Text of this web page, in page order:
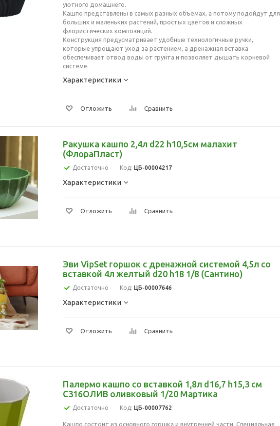
уютного домашнего.
Кашпо представлены в самых разных объёмах, а потому подойдут для
больших и маленьких растений, простых цветов и сложных
флористических композиций.
Конструкция предусматривает удобные технологичные ручки,
которые упрощают уход за растением, а дренажная вставка
обеспечивает отвод воды от грунта и позволяет дышать корневой
системе.
Характеристики
Отложить Сравнить
Ракушка кашпо 2,4л d22 h10,5см малахит
(ФлораПласт)
Достаточно Код: ЦБ-00004217
Характеристики
Отложить Сравнить
Эви VipSet горшок с дренажной системой 4,5л со
вставкой 4л желтый d20 h18 1/8 (Сантино)
Достаточно Код: ЦБ-00007646
Характеристики
Отложить Сравнить
Палермо кашпо со вставкой 1,8л d16,7 h15,3 см
С316ОЛИВ оливковый 1/20 Мартика
Достаточно Код: ЦБ-00007762
Кашпо состоит из основного горшка и внутренней части. Специальная